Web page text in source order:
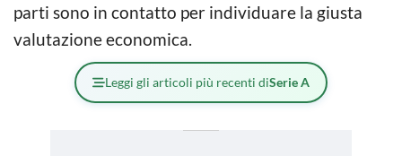
parti sono in contatto per individuare la giusta
valutazione economica.
Leggi gli articoli più recenti diSerie A